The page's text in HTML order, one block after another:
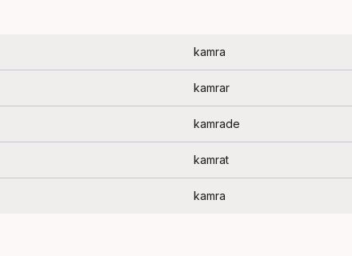
kamra
kamrar
kamrade
kamrat
kamra